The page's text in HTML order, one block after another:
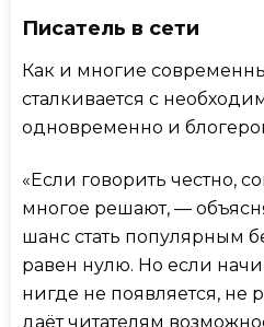
Писатель в сети
Как и многие
сталкивается с
одновременно и
«Если говорить честно,
многое решают, —
шанс стать популярным
равен нулю. Но если
нигде не появляется, не
даёт читателям